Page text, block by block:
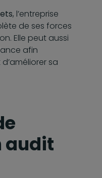
, l’entreprise
de ses forces
Elle peut aussi
afin
sa
audit